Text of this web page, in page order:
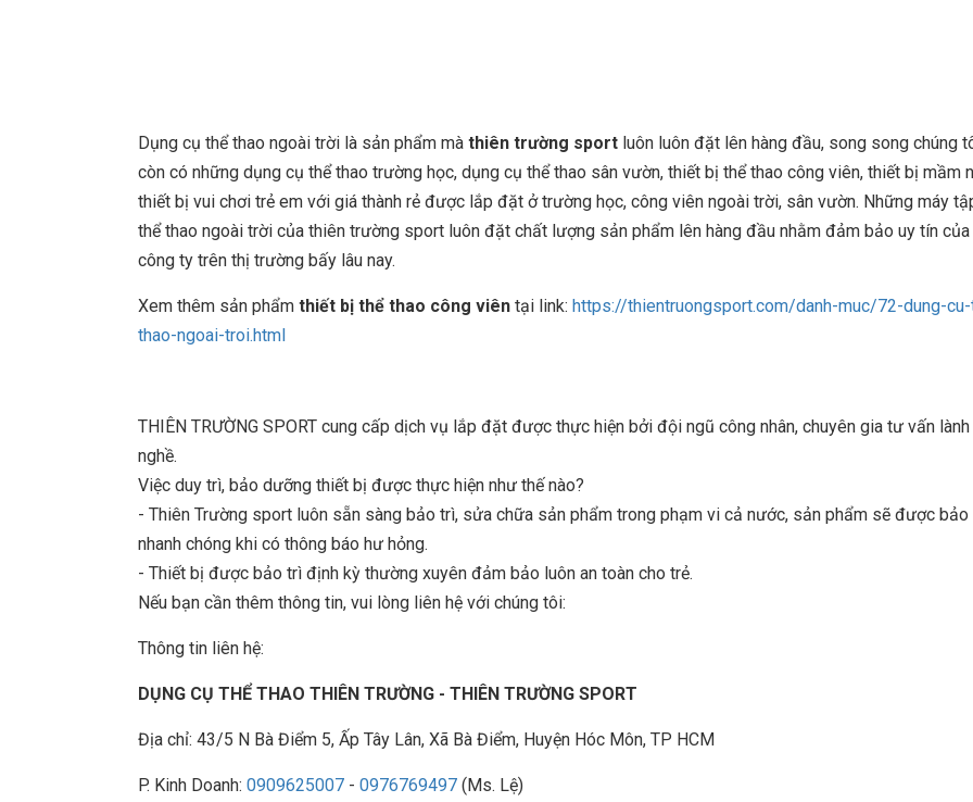
Dụng cụ thể thao ngoài trời là sản phẩm mà thiên trường sport luôn luôn đặt lên hàng đầu, song song chúng
còn có những dụng cụ thể thao trường học, dụng cụ thể thao sân vườn, thiết bị thể thao công viên, thiết bị mầm
thiết bị vui chơi trẻ em với giá thành rẻ được lắp đặt ở trường học, công viên ngoài trời, sân vườn. Những máy
thể thao ngoài trời của thiên trường sport luôn đặt chất lượng sản phẩm lên hàng đầu nhằm đảm bảo uy tín của
công ty trên thị trường bấy lâu nay.
Xem thêm sản phẩm thiết bị thể thao công viên tại link: https://thientruongsport.com/danh-muc/72-dung-
thao-ngoai-troi.html
THIÊN TRƯỜNG SPORT cung cấp dịch vụ lắp đặt được thực hiện bởi đội ngũ công nhân, chuyên gia tư vấn lành
nghề.
Việc duy trì, bảo dưỡng thiết bị được thực hiện như thế nào?
- Thiên Trường sport luôn sẵn sàng bảo trì, sửa chữa sản phẩm trong phạm vi cả nước, sản phẩm sẽ được bảo
nhanh chóng khi có thông báo hư hỏng.
- Thiết bị được bảo trì định kỳ thường xuyên đảm bảo luôn an toàn cho trẻ.
Nếu bạn cần thêm thông tin, vui lòng liên hệ với chúng tôi:
Thông tin liên hệ:
DỤNG CỤ THỂ THAO THIÊN TRƯỜNG - THIÊN TRƯỜNG SPORT
Địa chỉ: 43/5 N Bà Điểm 5, Ấp Tây Lân, Xã Bà Điểm, Huyện Hóc Môn, TP HCM
P. Kinh Doanh: 0909625007 - 0976769497 (Ms. Lệ)